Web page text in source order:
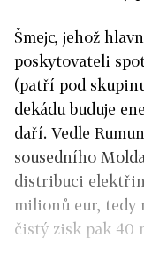
Šmejc, jehož
poskytovateli
(patří pod
dekádu buduje
daří. Vedle
sousedního
distribuci
milionů eur, tedy
čistý zisk pak 40